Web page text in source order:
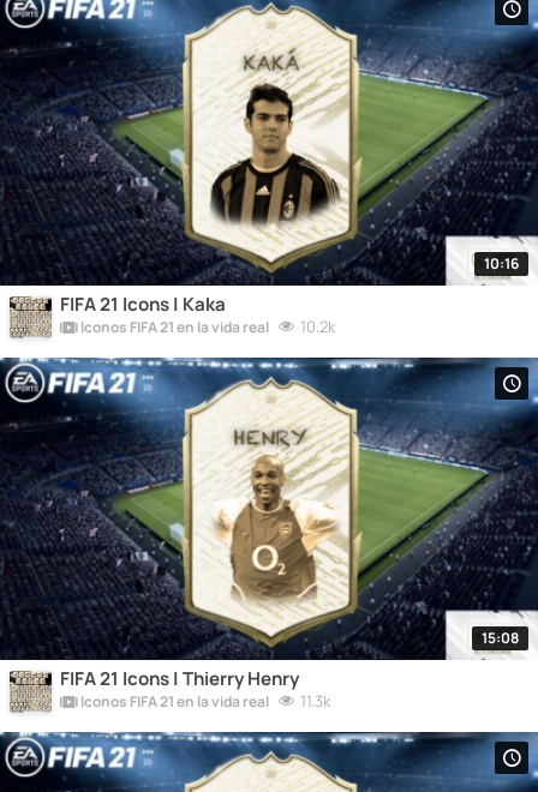
10:16
FIFA 21 Icons | Kaka
Iconos FIFA 21 en la vida real 10.2k
15:08
FIFA 21 Icons | Thierry Henry
Iconos FIFA 21 en la vida real 11.3k